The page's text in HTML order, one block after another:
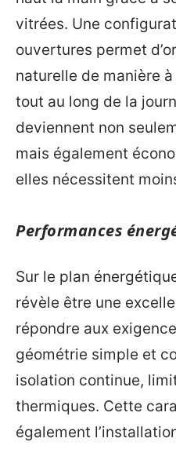
vitrées. Une
ouvertures permet
naturelle de manière
tout au long de la
deviennent non
mais également
elles nécessitent
Performances
Sur le plan
révèle être une
répondre aux
géométrie simple et
isolation continue,
thermiques. Cette
également